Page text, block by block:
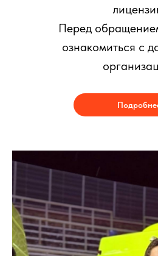
Перед
ознакомиться с